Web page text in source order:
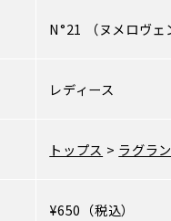
N°21 （ヌメロヴェ
レディース
トップス > ラグラ
¥650（税込）